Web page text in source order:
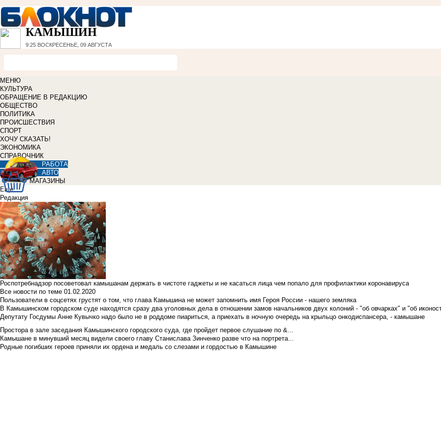
КАМЫШИН
9:25 ВОСКРЕСЕНЬЕ, 09 АВГУСТА
МЕНЮ
КУЛЬТУРА
ОБРАЩЕНИЕ В РЕДАКЦИЮ
ОБЩЕСТВО
ПОЛИТИКА
ПРОИСШЕСТВИЯ
СПОРТ
ХОЧУ СКАЗАТЬ!
ЭКОНОМИКА
СПРАВОЧНИК
РАБОТА
АВТО
МАГАЗИНЫ
Еще
Редакция
Роспотребнадзор посоветовал камышанам держать в чистоте гаджеты и не касаться лица чем попало для профилактики коронавируса
Все новости по теме 01.02.2020
Пользователи в соцсетях грустят о том, что глава Камышина не может запомнить имя Героя России - нашего земляка
В Камышинском городском суде находятся сразу два уголовных дела в отношении замов начальников двух колоний - "об овчарках" и "об
Депутату Госдумы Анне Кувычко надо было не в роддоме пиариться, а приехать в ночную очередь на крыльцо онкодиспансера, - камышане
Простора в зале заседания Камышинского городского суда, где пройдет первое слушание по &...
Камышане в минувший месяц видели своего главу Станислава Зинченко разве что на портрета...
Родные погибших героев приняли их ордена и медаль со слезами и гордостью в Камышине